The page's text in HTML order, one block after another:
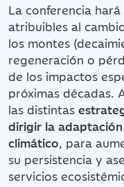
La conferencia
atribuibles al
los montes
regeneración o
de los impactos
próximas décadas.
las distintas
dirigir la
climático, para
su persistencia y
servicios